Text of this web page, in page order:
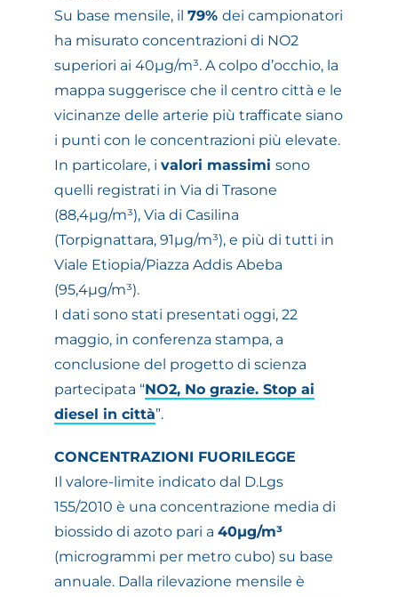
Su base mensile, il79%dei campionatori
ha misurato concentrazioni di NO2
superiori ai 40µg/m³. A colpo d’occhio, la
mappa suggerisce che il centro città e le
vicinanze delle arterie più trafficate siano
i punti con le concentrazioni più elevate.
In particolare, ivalori massimisono
quelli registrati in Via di Trasone
(88,4µg/m³), Via di Casilina
(Torpignattara, 91µg/m³), e più di tutti in
Viale Etiopia/Piazza Addis Abeba
(95,4µg/m³).
I dati sono stati presentati oggi, 22
maggio, in conferenza stampa, a
conclusione del progetto di scienza
partecipata “NO2, No grazie. Stop ai
diesel in città”.
CONCENTRAZIONI FUORILEGGE
Il valore-limite indicato dal D.Lgs
155/2010 è una concentrazione media di
biossido di azoto pari a40µg/m³
(microgrammi per metro cubo) su base
annuale. Dalla rilevazione mensile è